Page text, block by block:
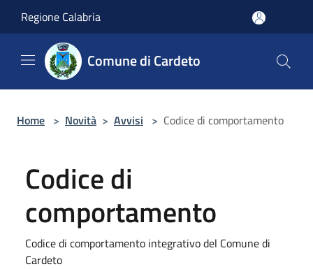
Regione Calabria
Comune di Cardeto
Home > Novità > Avvisi > Codice di comportamento
Codice di
comportamento
Codice di comportamento integrativo del Comune di
Cardeto